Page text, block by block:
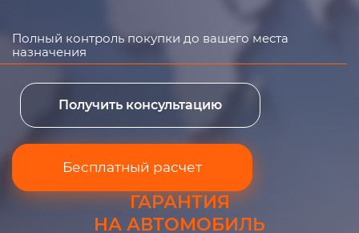
Полный контроль покупки до вашего места
назначения
Получить консультацию
Бесплатный расчет
ГАРАНТИЯ
НА АВТОМОБИЛЬ